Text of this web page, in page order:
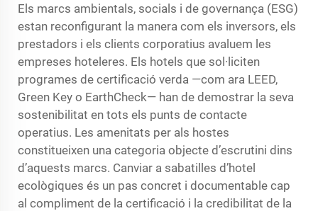
Els marcs ambientals, socials i de governança (ESG)
estan reconfigurant la manera com els inversors, els
prestadors i els clients corporatius avaluem les
empreses hoteleres. Els hotels que sol·liciten
programes de certificació verda —com ara LEED,
Green Key o EarthCheck— han de demostrar la seva
sostenibilitat en tots els punts de contacte
operatius. Les amenitats per als hostes
constitueixen una categoria objecte d’escrutini dins
d’aquests marcs. Canviar a sabatilles d’hotel
ecològiques és un pas concret i documentable cap
al compliment de la certificació i la credibilitat de la